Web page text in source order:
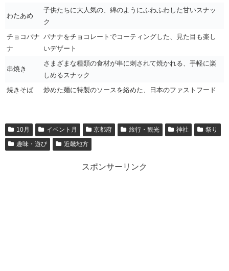
わたあめ
子供たちに大人気の、綿のようにふわふわした甘いスナッ
ク
チョコバナ
ナ
バナナをチョコレートでコーティングした、見た目も楽し
いデザート
串焼き
さまざまな種類の食材が串に刺されて焼かれる、手軽に楽
しめるスナック
焼きそば
炒めた麺に特製のソースを絡めた、日本のファストフード
10月 イベント月 京都府 旅行・観光 神社
祭り
趣味・遊び
近畿地方
スポンサーリンク